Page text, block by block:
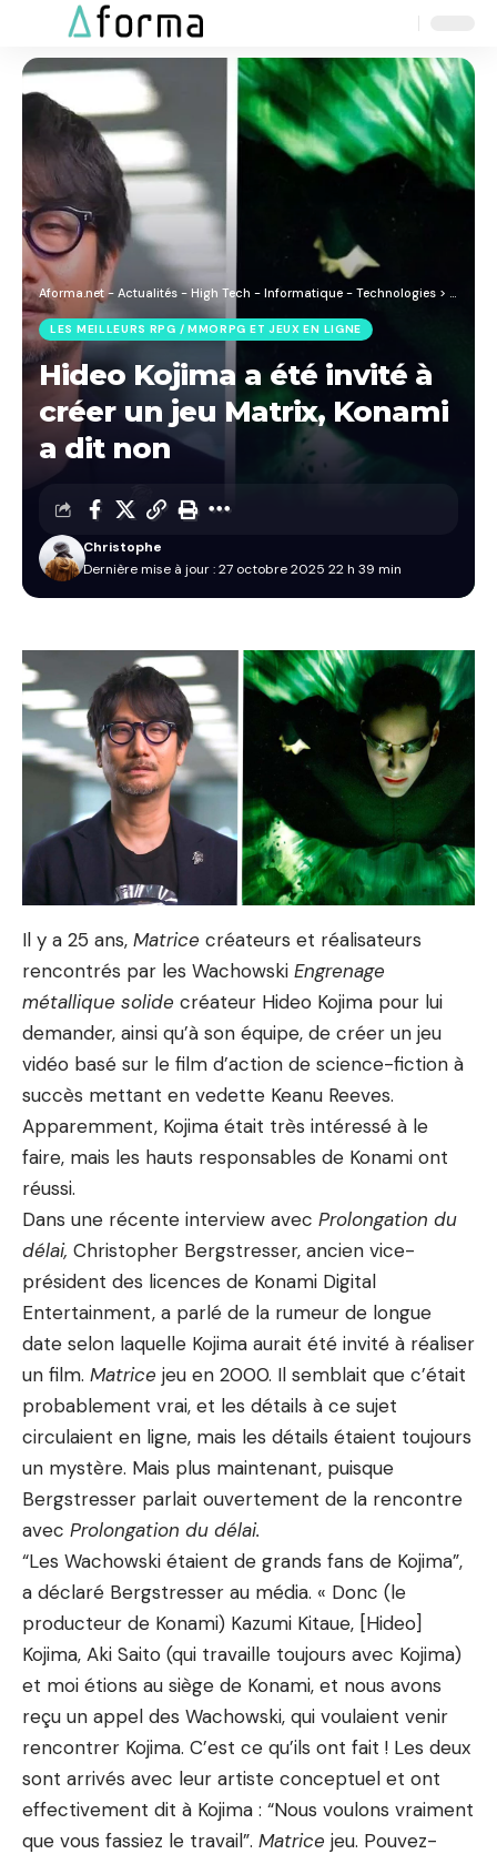
Resizer
Aforma.net - Actualités - High Tech - Informatique - Technologies > Blog
LES MEILLEURS RPG / MMORPG ET JEUX EN LIGNE
Hideo Kojima a été invité à
créer un jeu Matrix, Konami
a dit non
Dernière mise à jour : 27 octobre 2025 22 h 39 min
Christophe
Il y a 25 ans, Matrice créateurs et réalisateurs
rencontrés par les Wachowski Engrenage
métallique solide créateur Hideo Kojima pour lui
demander, ainsi qu’à son équipe, de créer un jeu
vidéo basé sur le film d’action de science-fiction à
succès mettant en vedette Keanu Reeves.
Apparemment, Kojima était très intéressé à le
faire, mais les hauts responsables de Konami ont
réussi.
Dans une récente interview avec Prolongation du
délai, Christopher Bergstresser, ancien vice-
président des licences de Konami Digital
Entertainment, a parlé de la rumeur de longue
date selon laquelle Kojima aurait été invité à réaliser
un film. Matrice jeu en 2000. Il semblait que c’était
probablement vrai, et les détails à ce sujet
circulaient en ligne, mais les détails étaient toujours
un mystère. Mais plus maintenant, puisque
Bergstresser parlait ouvertement de la rencontre
avec Prolongation du délai.
“Les Wachowski étaient de grands fans de Kojima”,
a déclaré Bergstresser au média. « Donc (le
producteur de Konami) Kazumi Kitaue, [Hideo]
Kojima, Aki Saito (qui travaille toujours avec Kojima)
et moi étions au siège de Konami, et nous avons
reçu un appel des Wachowski, qui voulaient venir
rencontrer Kojima. C’est ce qu’ils ont fait ! Les deux
sont arrivés avec leur artiste conceptuel et ont
effectivement dit à Kojima : “Nous voulons vraiment
que vous fassiez le travail”. Matrice jeu. Pouvez-